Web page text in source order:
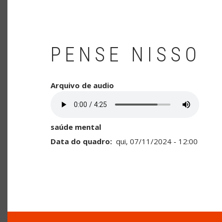
PENSE NISSO
Arquivo de audio
saúde mental
Data do quadro
qui, 07/11/2024 - 12:00